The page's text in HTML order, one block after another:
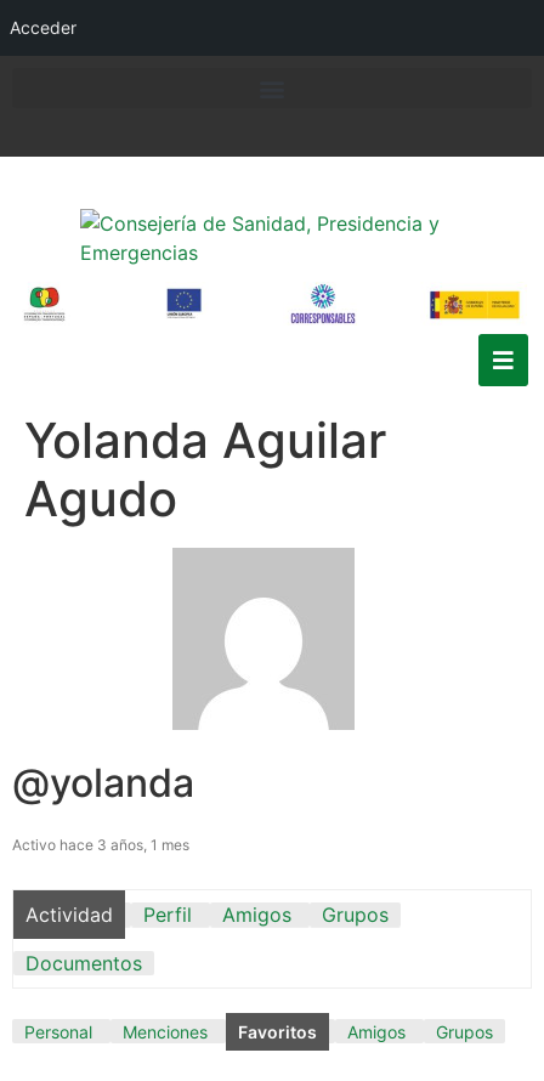
Acceder
Yolanda Aguilar
Agudo
@yolanda
Activo hace 3 años, 1 mes
Actividad Perfil Amigos
Grupos
Documentos
Personal Menciones Favoritos Amigos Grupos